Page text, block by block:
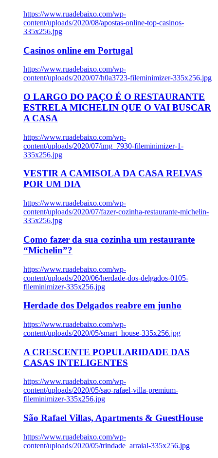
https://www.ruadebaixo.com/wp-
content/uploads/2020/08/apostas-online-top-casinos-
335x256.jpg
Casinos online em Portugal
https://www.ruadebaixo.com/wp-
content/uploads/2020/07/h0a3723-fileminimizer-335x256.jpg
O LARGO DO PAÇO É O RESTAURANTE
ESTRELA MICHELIN QUE O VAI BUSCAR
A CASA
https://www.ruadebaixo.com/wp-
content/uploads/2020/07/img_7930-fileminimizer-1-
335x256.jpg
VESTIR A CAMISOLA DA CASA RELVAS
POR UM DIA
https://www.ruadebaixo.com/wp-
content/uploads/2020/07/fazer-cozinha-restaurante-michelin-
335x256.jpg
Como fazer da sua cozinha um restaurante
“Michelin”?
https://www.ruadebaixo.com/wp-
content/uploads/2020/06/herdade-dos-delgados-0105-
fileminimizer-335x256.jpg
Herdade dos Delgados reabre em junho
https://www.ruadebaixo.com/wp-
content/uploads/2020/05/smart_house-335x256.jpg
A CRESCENTE POPULARIDADE DAS
CASAS INTELIGENTES
https://www.ruadebaixo.com/wp-
content/uploads/2020/05/sao-rafael-villa-premium-
fileminimizer-335x256.jpg
São Rafael Villas, Apartments & GuestHouse
https://www.ruadebaixo.com/wp-
content/uploads/2020/05/trindade_arraial-335x256.jpg